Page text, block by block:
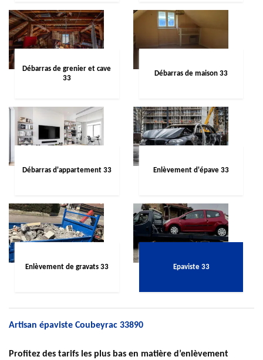
Débarras de grenier et cave
33
Débarras de maison 33
Débarras d'appartement 33 Enlèvement d'épave 33
Enlèvement de gravats 33 Epaviste 33
Artisan épaviste Coubeyrac 33890
Profitez des tarifs les plus bas en matière d’enlèvement